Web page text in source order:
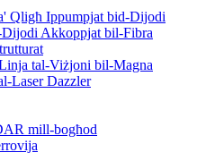
Qligħ Ippumpjat bid-Dijodi
Dijodi Akkoppjat bil-Fibra
tal-Viżjoni bil-Magna
Laser Dazzler
mill-bogħod